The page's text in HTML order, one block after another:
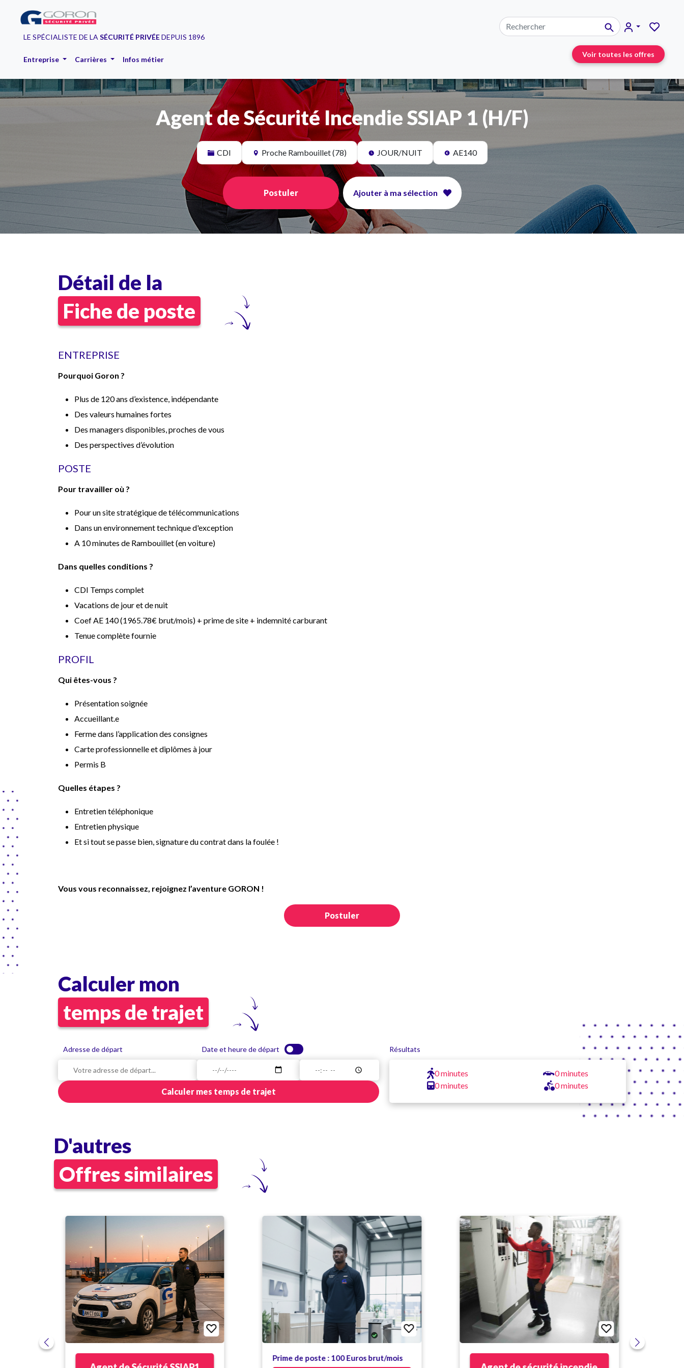
LE SPÉCIALISTE DE LA SÉCURITÉ PRIVÉEDEPUIS 1896
Entreprise Carrières Infos métier
Voir toutes les offres
Agent de Sécurité Incendie SSIAP 1 (H/F)
CDI Proche Rambouillet (78) JOUR/NUIT AE140
Postuler Ajouter à ma sélection
Détail de la
Fiche de poste
ENTREPRISE
Pourquoi Goron ?
Plus de 120 ans d’existence, indépendante
Des valeurs humaines fortes
Des managers disponibles, proches de vous
Des perspectives d’évolution
POSTE
Pour travailler où ?
Pour un site stratégique de télécommunications
Dans un environnement technique d'exception
A 10 minutes de Rambouillet (en voiture)
Dans quelles conditions ?
CDI Temps complet
Vacations de jour et de nuit
Coef AE 140 (1965.78€ brut/mois) + prime de site + indemnité carburant
Tenue complète fournie
PROFIL
Qui êtes-vous ?
Présentation soignée
Accueillant.e
Ferme dans l’application des consignes
Carte professionnelle et diplômes à jour
Permis B
Quelles étapes ?
Entretien téléphonique
Entretien physique
Et si tout se passe bien, signature du contrat dans la foulée !
Vous vous reconnaissez, rejoignez l’aventure GORON !
Postuler
Calculer mon
temps de trajet
Adresse de départ Date et heure de départ
Calculer mes temps de trajet
Résultats
0 minutes
0 minutes
0 minutes
0 minutes
D'autres
Offres similaires
Prime de poste : 100 Euros brut/mois